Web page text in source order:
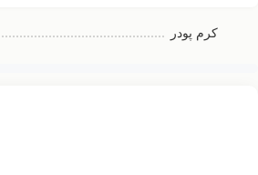
کرم پودر